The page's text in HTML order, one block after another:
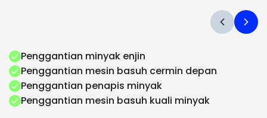
Penggantian minyak enjin
Penggantian mesin basuh cermin depan
Penggantian penapis minyak
Penggantian mesin basuh kuali minyak